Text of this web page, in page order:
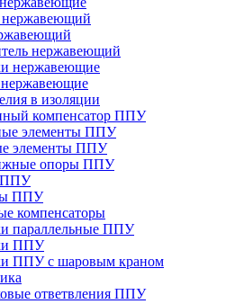
нержавеющий
нержавеющий
нержавеющие
в изоляции
компенсатор ППУ
элементы ППУ
элементы ППУ
опоры ППУ
ППУ
ППУ
компенсаторы
параллельные ППУ
ППУ
ППУ с шаровым краном
ответвления ППУ